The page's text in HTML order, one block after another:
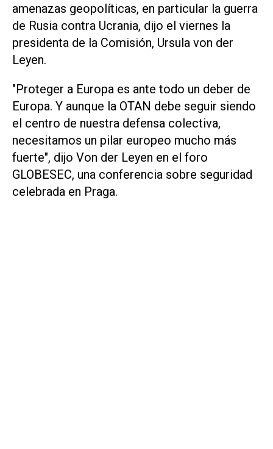
amenazas geopolíticas, en particular la guerra
de Rusia contra Ucrania, dijo el viernes la
presidenta de la Comisión, Ursula von der
Leyen.
"Proteger a Europa es ante todo un deber de
Europa. Y aunque la OTAN debe seguir siendo
el centro de nuestra defensa colectiva,
necesitamos un pilar europeo mucho más
fuerte", dijo Von der Leyen en el foro
GLOBESEC, una conferencia sobre seguridad
celebrada en Praga.